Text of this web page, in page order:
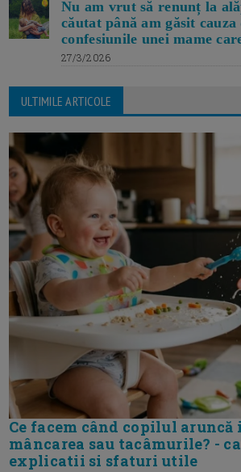
Nu am vrut să renunț la
căutat până am găsit
confesiunile unei mame
27/3/2026
ULTIMILE ARTICOLE
Ce facem când copilul
mâncarea sau tacâmurile? -
explicatii si sfaturi utile